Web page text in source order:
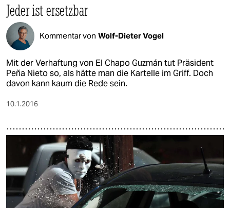
Jeder ist ersetzbar
Kommentar von Wolf-Dieter Vogel
Mit der Verhaftung von El Chapo Guzmán tut Präsident
Peña Nieto so, als hätte man die Kartelle im Griff. Doch
davon kann kaum die Rede sein.
10.1.2016